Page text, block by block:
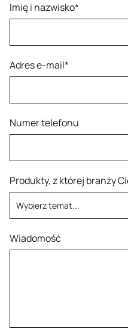
Imię i nazwisko*
Adres e-mail*
Numer telefonu
Produkty, z której branży
Wiadomość